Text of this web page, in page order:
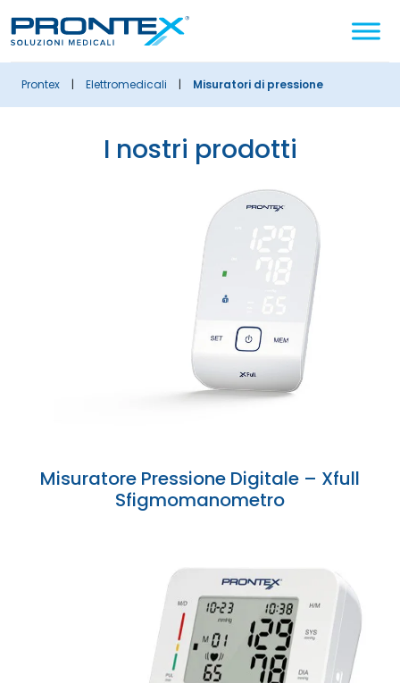
prontex | elettromedicali | Misuratori di pressione
i nostri prodotti
Misuratore Pressione Digitale – Xfull
Sfigmomanometro